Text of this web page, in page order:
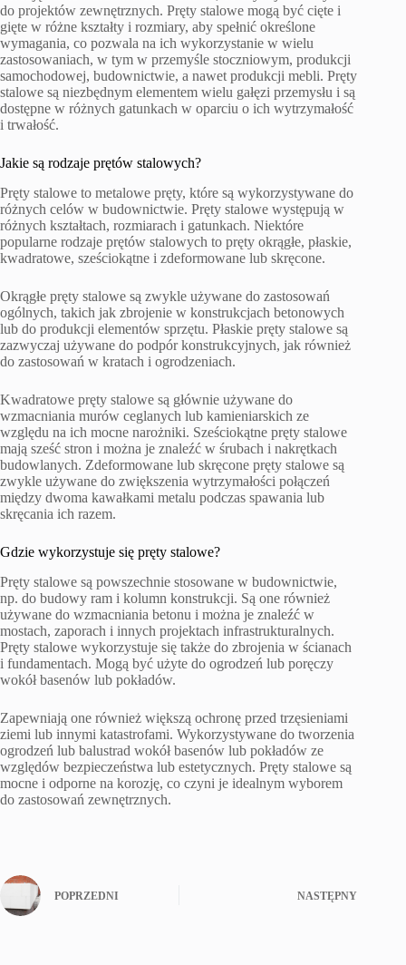
do projektów zewnętrznych. Pręty stalowe mogą być cięte i
gięte w różne kształty i rozmiary, aby spełnić określone
wymagania, co pozwala na ich wykorzystanie w wielu
zastosowaniach, w tym w przemyśle stoczniowym, produkcji
samochodowej, budownictwie, a nawet produkcji mebli. Pręty
stalowe są niezbędnym elementem wielu gałęzi przemysłu i są
dostępne w różnych gatunkach w oparciu o ich wytrzymałość
i trwałość.
Jakie są rodzaje prętów stalowych?
Pręty stalowe to metalowe pręty, które są wykorzystywane do
różnych celów w budownictwie. Pręty stalowe występują w
różnych kształtach, rozmiarach i gatunkach. Niektóre
popularne rodzaje prętów stalowych to pręty okrągłe, płaskie,
kwadratowe, sześciokątne i zdeformowane lub skręcone.
Okrągłe pręty stalowe są zwykle używane do zastosowań
ogólnych, takich jak zbrojenie w konstrukcjach betonowych
lub do produkcji elementów sprzętu. Płaskie pręty stalowe są
zazwyczaj używane do podpór konstrukcyjnych, jak również
do zastosowań w kratach i ogrodzeniach.
Kwadratowe pręty stalowe są głównie używane do
wzmacniania murów ceglanych lub kamieniarskich ze
względu na ich mocne narożniki. Sześciokątne pręty stalowe
mają sześć stron i można je znaleźć w śrubach i nakrętkach
budowlanych. Zdeformowane lub skręcone pręty stalowe są
zwykle używane do zwiększenia wytrzymałości połączeń
między dwoma kawałkami metalu podczas spawania lub
skręcania ich razem.
Gdzie wykorzystuje się pręty stalowe?
Pręty stalowe są powszechnie stosowane w budownictwie,
np. do budowy ram i kolumn konstrukcji. Są one również
używane do wzmacniania betonu i można je znaleźć w
mostach, zaporach i innych projektach infrastrukturalnych.
Pręty stalowe wykorzystuje się także do zbrojenia w ścianach
i fundamentach. Mogą być użyte do ogrodzeń lub poręczy
wokół basenów lub pokładów.
Zapewniają one również większą ochronę przed trzęsieniami
ziemi lub innymi katastrofami. Wykorzystywane do tworzenia
ogrodzeń lub balustrad wokół basenów lub pokładów ze
względów bezpieczeństwa lub estetycznych. Pręty stalowe są
mocne i odporne na korozję, co czyni je idealnym wyborem
do zastosowań zewnętrznych.
POPRZEDNI NASTĘPNY